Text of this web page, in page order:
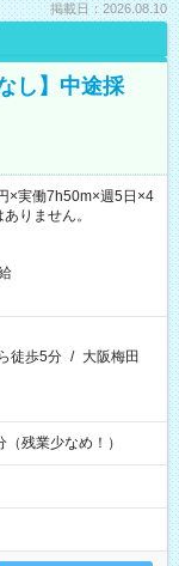
掲載日：2026.08.10
し】中途採
実働7h50m×週5日×4
りません。
徒歩5分 / 大阪梅田
残業少なめ！）